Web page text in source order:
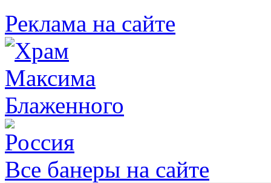
Реклама на сайте
Все банеры на сайте